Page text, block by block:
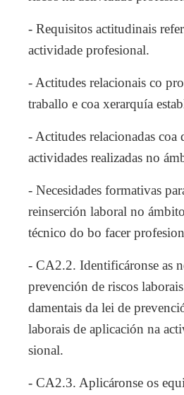
- Requisitos actitudinais
actividade profesional.
- Actitudes relacionais co
traballo e coa xerarquía
- Actitudes relacionadas coa
actividades realizadas no
- Necesidades formativas
reinserción laboral no
técnico do bo facer
- CA2.2. Identificáronse as
prevención de riscos
damentais da lei de
laborais de aplicación na
sional.
- CA2.3. Aplicáronse os